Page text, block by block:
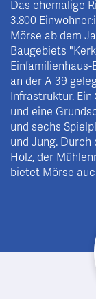
Das ehemalige
3.800
Mörse ab dem
Baugebiets
an der A 39
Infrastruktur. Ein
und eine
und sechs
und Jung.
Holz, der
bietet Mörse